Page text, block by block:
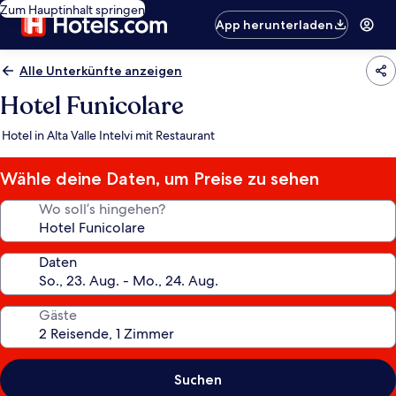
Zum Hauptinhalt springen
App herunterladen
Alle Unterkünfte anzeigen
Hotel Funicolare
Hotel in Alta Valle Intelvi mit Restaurant
Wähle deine Daten, um Preise zu sehen
Wo soll’s hingehen?
Daten
Gäste
Suchen